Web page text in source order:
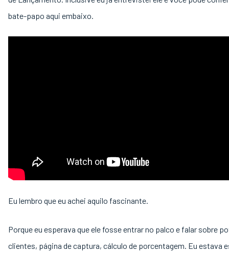
bate-papo aqui embaixo.
Eu lembro que eu achei aquilo fascinante.
Porque eu esperava que ele fosse entrar no palco e falar sobre
clientes, página de captura, cálculo de porcentagem. Eu estava